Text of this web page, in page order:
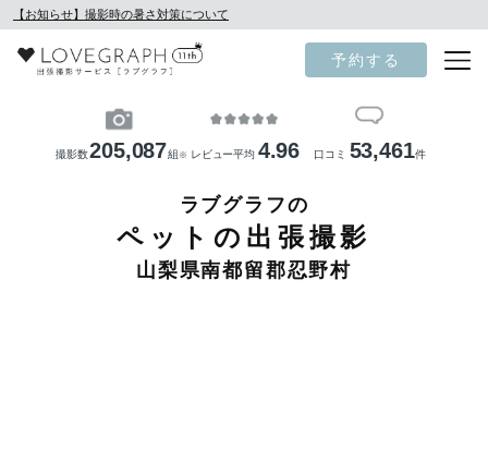
【お知らせ】撮影時の暑さ対策について
予約する
撮影数205,087組 ※ レビュー平均 4.96 口コミ 53,461件
ラブグラフの
ペットの出張撮影
山梨県南都留郡忍野村